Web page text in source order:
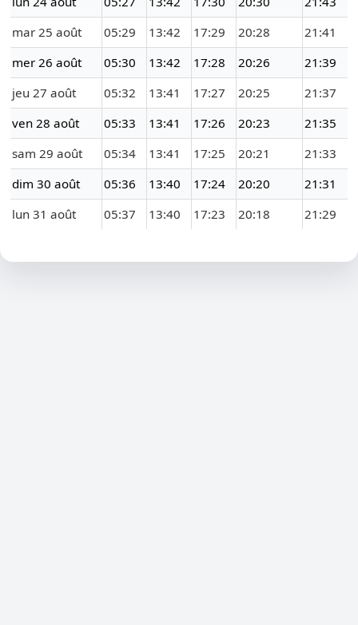
mar 25 août
05:29 13:42 17:29 20:28
21:41
mer 26 août
05:30 13:42 17:28 20:26
21:39
jeu 27 août
05:32 13:41 17:27 20:25
21:37
ven 28 août
05:33 13:41 17:26 20:23
21:35
sam 29 août
05:34 13:41 17:25 20:21
21:33
dim 30 août
05:36 13:40 17:24 20:20
21:31
lun 31 août
05:37 13:40 17:23 20:18 21:29